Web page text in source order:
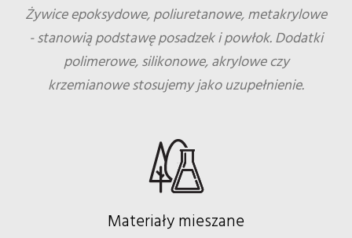
Żywice epoksydowe, poliuretanowe, metakrylowe
- stanowią podstawę posadzek i powłok. Dodatki
polimerowe, silikonowe, akrylowe czy
krzemianowe stosujemy jako uzupełnienie.
Materiały mieszane